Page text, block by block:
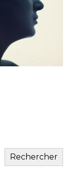
Rechercher